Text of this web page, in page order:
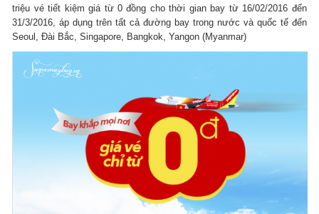
triệu vé tiết kiệm giá từ 0 đồng cho thời gian bay từ 16/02/2016 đến
31/3/2016, áp dụng trên tất cả đường bay trong nước và quốc tế đến
Seoul, Đài Bắc, Singapore, Bangkok, Yangon (Myanmar)